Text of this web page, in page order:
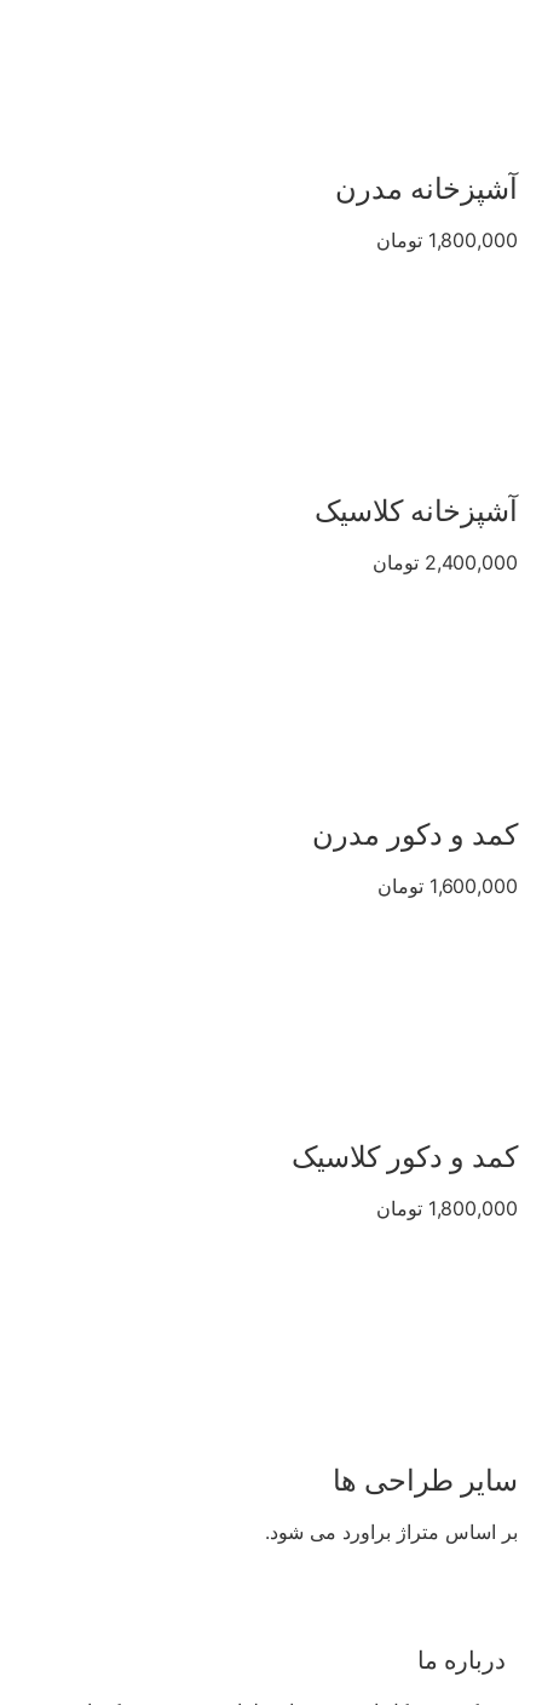
آشپزخانه مدرن
1,800,000 تومان
آشپزخانه کلاسیک
2,400,000 تومان
کمد و دکور مدرن
1,600,000 تومان
کمد و دکور کلاسیک
1,800,000 تومان
سایر طراحی ها
بر اساس متراژ براورد می شود.
درباره ما